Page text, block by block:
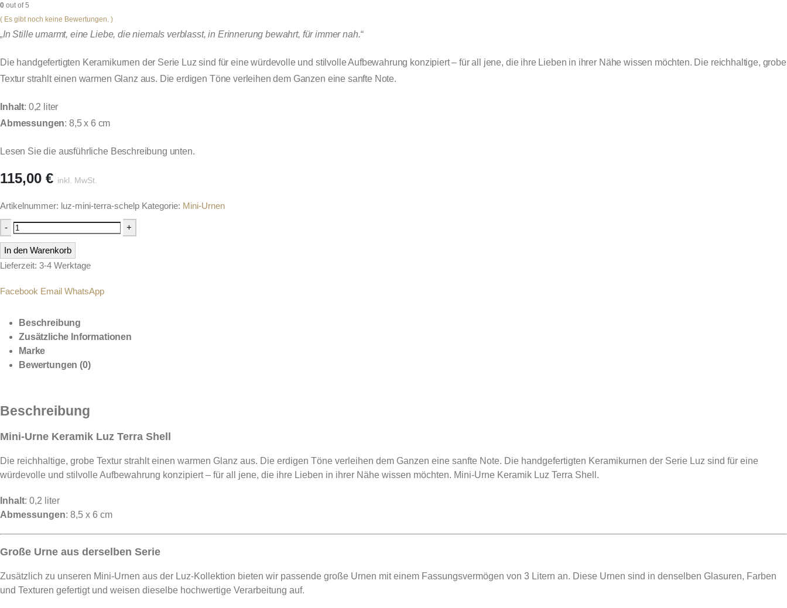
0 out of 5
( Es gibt noch keine Bewertungen. )
„In Stille umarmt, eine Liebe, die niemals verblasst, in Erinnerung bewahrt, für immer nah.“
Die handgefertigten Keramikurnen der Serie Luz sind für eine würdevolle und stilvolle Aufbewahrung konzipiert – für all jene, die ihre Lieben in ihrer Nähe wissen möchten. Die reichhaltige, grobe
Textur strahlt einen warmen Glanz aus. Die erdigen Töne verleihen dem Ganzen eine sanfte Note.
Inhalt: 0,2 liter
Abmessungen: 8,5 x 6 cm
Lesen Sie die ausführliche Beschreibung unten.
115,00 € inkl. MwSt.
Artikelnummer: luz-mini-terra-schelp Kategorie: Mini-Urnen
- +
In den Warenkorb
Lieferzeit: 3-4 Werktage
Facebook Email WhatsApp
Beschreibung
Zusätzliche Informationen
Marke
Bewertungen (0)
Beschreibung
Mini-Urne Keramik Luz Terra Shell
Die reichhaltige, grobe Textur strahlt einen warmen Glanz aus. Die erdigen Töne verleihen dem Ganzen eine sanfte Note. Die handgefertigten Keramikurnen der Serie Luz sind für eine
würdevolle und stilvolle Aufbewahrung konzipiert – für all jene, die ihre Lieben in ihrer Nähe wissen möchten. Mini-Urne Keramik Luz Terra Shell.
Inhalt: 0,2 liter
Abmessungen: 8,5 x 6 cm
Große Urne aus derselben Serie
Zusätzlich zu unseren Mini-Urnen aus der Luz-Kollektion bieten wir passende große Urnen mit einem Fassungsvermögen von 3 Litern an. Diese Urnen sind in denselben Glasuren, Farben
und Texturen gefertigt und weisen dieselbe hochwertige Verarbeitung auf.